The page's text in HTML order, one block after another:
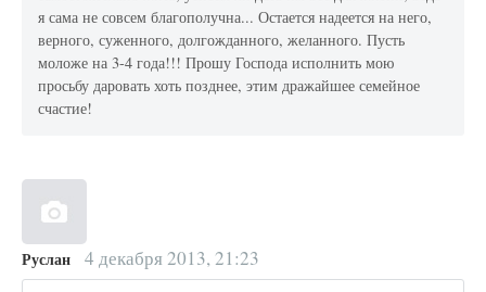
я сама не совсем благополучна... Остается надеется на него,
верного, суженного, долгожданного, желанного. Пусть
моложе на 3-4 года!!! Прошу Господа исполнить мою
просьбу даровать хоть позднее, этим дражайшее семейное
счастие!
Руслан 4 декабря 2013, 21:23